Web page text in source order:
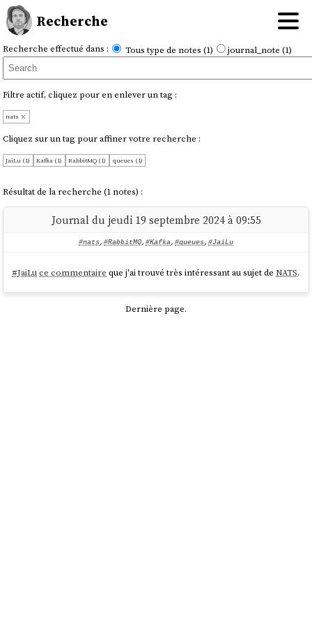
Recherche
Recherche effectué dans : Tous type de notes (1) journal_note (1)
Filtre actif, cliquez pour en enlever un tag :
nats
Cliquez sur un tag pour affiner votre recherche :
JaiLu (1) Kafka (1) RabbitMQ (1) queues (1)
Résultat de la recherche (1 notes) :
Journal du jeudi 19 septembre 2024 à 09:55
#nats, #RabbitMQ, #Kafka, #queues, #JaiLu
#JaiLu ce commentaireque j'ai trouvé très intéressant au sujet deNATS.
Dernière page.